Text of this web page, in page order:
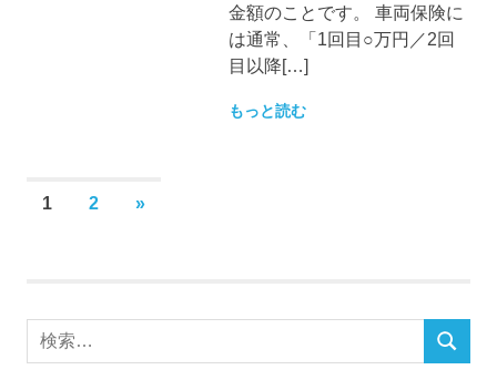
金額のことです。 車両保険に
は通常、「1回目○万円／2回
目以降[…]
もっと読む
投
ジ
送
1 2
次
»
検
検